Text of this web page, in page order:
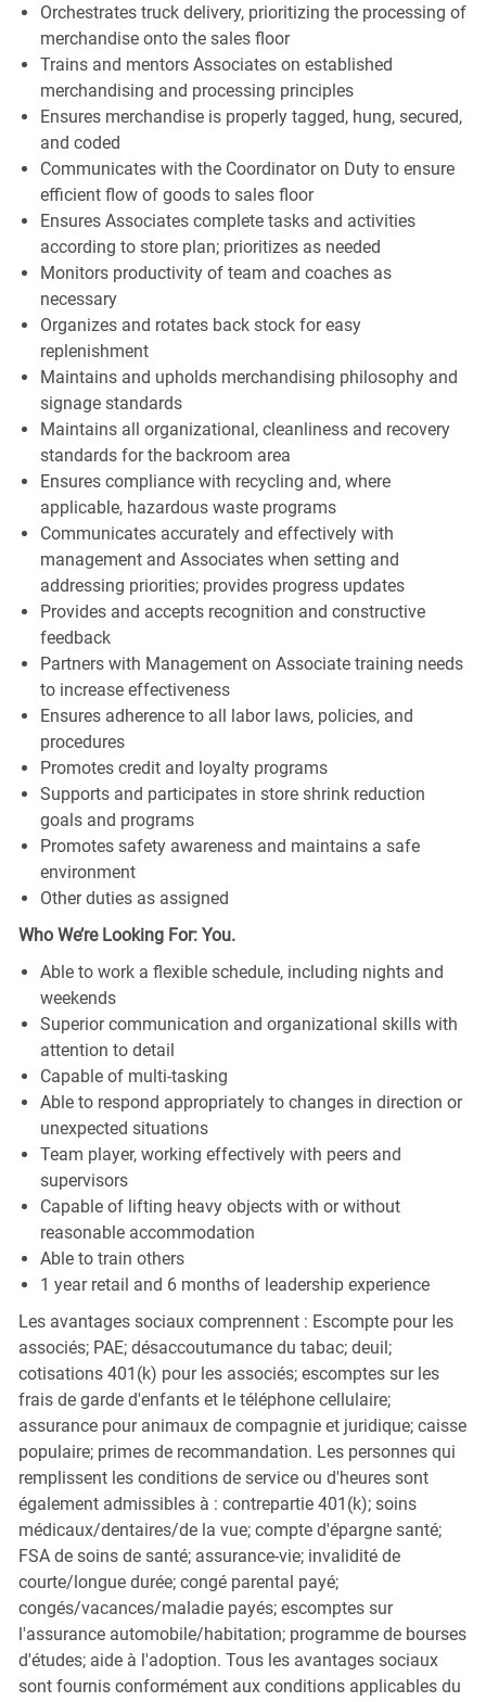
Orchestrates truck delivery, prioritizing the processing of
merchandise onto the sales floor
Trains and mentors Associates on established
merchandising and processing principles
Ensures merchandise is properly tagged, hung, secured,
and coded
Communicates with the Coordinator on Duty to ensure
efficient flow of goods to sales floor
Ensures Associates complete tasks and activities
according to store plan; prioritizes as needed
Monitors productivity of team and coaches as
necessary
Organizes and rotates back stock for easy
replenishment
Maintains and upholds merchandising philosophy and
signage standards
Maintains all organizational, cleanliness and recovery
standards for the backroom area
Ensures compliance with recycling and, where
applicable, hazardous waste programs
Communicates accurately and effectively with
management and Associates when setting and
addressing priorities; provides progress updates
Provides and accepts recognition and constructive
feedback
Partners with Management on Associate training needs
to increase effectiveness
Ensures adherence to all labor laws, policies, and
procedures
Promotes credit and loyalty programs
Supports and participates in store shrink reduction
goals and programs
Promotes safety awareness and maintains a safe
environment
Other duties as assigned
Who We’re Looking For: You.
Able to work a flexible schedule, including nights and
weekends
Superior communication and organizational skills with
attention to detail
Capable of multi-tasking
Able to respond appropriately to changes in direction or
unexpected situations
Team player, working effectively with peers and
supervisors
Capable of lifting heavy objects with or without
reasonable accommodation
Able to train others
1 year retail and 6 months of leadership experience
Les avantages sociaux comprennent : Escompte pour les
associés; PAE; désaccoutumance du tabac; deuil;
cotisations 401(k) pour les associés; escomptes sur les
frais de garde d'enfants et le téléphone cellulaire;
assurance pour animaux de compagnie et juridique; caisse
populaire; primes de recommandation. Les personnes qui
remplissent les conditions de service ou d'heures sont
également admissibles à : contrepartie 401(k); soins
médicaux/dentaires/de la vue; compte d'épargne santé;
FSA de soins de santé; assurance-vie; invalidité de
courte/longue durée; congé parental payé;
congés/vacances/maladie payés; escomptes sur
l'assurance automobile/habitation; programme de bourses
d'études; aide à l'adoption. Tous les avantages sociaux
sont fournis conformément aux conditions applicables du